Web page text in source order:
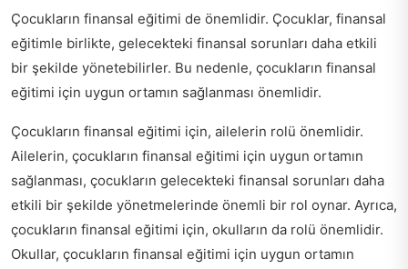
Çocukların finansal eğitimi de önemlidir. Çocuklar, finansal
eğitimle birlikte, gelecekteki finansal sorunları daha etkili
bir şekilde yönetebilirler. Bu nedenle, çocukların finansal
eğitimi için uygun ortamın sağlanması önemlidir.
Çocukların finansal eğitimi için, ailelerin rolü önemlidir.
Ailelerin, çocukların finansal eğitimi için uygun ortamın
sağlanması, çocukların gelecekteki finansal sorunları daha
etkili bir şekilde yönetmelerinde önemli bir rol oynar. Ayrıca,
çocukların finansal eğitimi için, okulların da rolü önemlidir.
Okullar, çocukların finansal eğitimi için uygun ortamın